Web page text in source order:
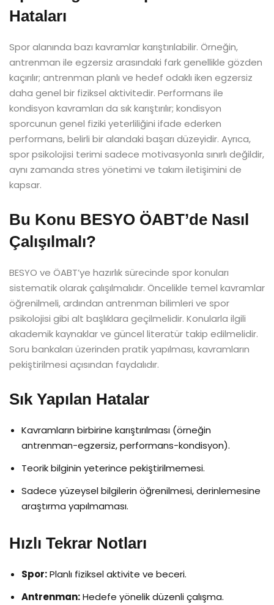
Hataları
Spor alanında bazı kavramlar karıştırılabilir. Örneğin,
antrenman ile egzersiz arasındaki fark genellikle gözden
kaçırılır; antrenman planlı ve hedef odaklı iken egzersiz
daha genel bir fiziksel aktivitedir. Performans ile
kondisyon kavramları da sık karıştırılır; kondisyon
sporcunun genel fiziki yeterliliğini ifade ederken
performans, belirli bir alandaki başarı düzeyidir. Ayrıca,
spor psikolojisi terimi sadece motivasyonla sınırlı değildir,
aynı zamanda stres yönetimi ve takım iletişimini de
kapsar.
Bu Konu BESYO ÖABT’de Nasıl
Çalışılmalı?
BESYO ve ÖABT’ye hazırlık sürecinde spor konuları
sistematik olarak çalışılmalıdır. Öncelikle temel kavramlar
öğrenilmeli, ardından antrenman bilimleri ve spor
psikolojisi gibi alt başlıklara geçilmelidir. Konularla ilgili
akademik kaynaklar ve güncel literatür takip edilmelidir.
Soru bankaları üzerinden pratik yapılması, kavramların
pekiştirilmesi açısından faydalıdır.
Sık Yapılan Hatalar
Kavramların birbirine karıştırılması (örneğin
antrenman-egzersiz, performans-kondisyon).
Teorik bilginin yeterince pekiştirilmemesi.
Sadece yüzeysel bilgilerin öğrenilmesi, derinlemesine
araştırma yapılmaması.
Hızlı Tekrar Notları
Spor:Planlı fiziksel aktivite ve beceri.
Antrenman:Hedefe yönelik düzenli çalışma.